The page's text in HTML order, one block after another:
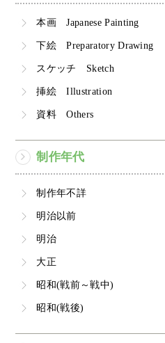
本画 Japanese Painting
下絵 Preparatory Drawing
スケッチ Sketch
挿絵 Illustration
資料 Others
制作年代
制作年不詳
明治以前
明治
大正
昭和(戦前～戦中)
昭和(戦後)